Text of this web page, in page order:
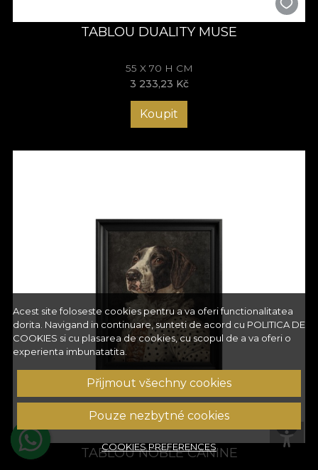
TABLOU DUALITY MUSE
55 X 70 H CM
3 233,23 Kč
Koupit
TABLOU NOBLE CANINE
Acest site foloseste cookies pentru a va oferi functionalitatea
dorita. Navigand in continuare, sunteti de acord cu POLITICA DE
COOKIES si cu plasarea de cookies, cu scopul de a va oferi o
experienta imbunatatita.
Přijmout všechny cookies
Pouze nezbytné cookies
COOKIES PREFERENCES